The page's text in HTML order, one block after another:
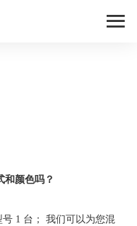
和颜色吗？
号 1 台；
我们可以为您混